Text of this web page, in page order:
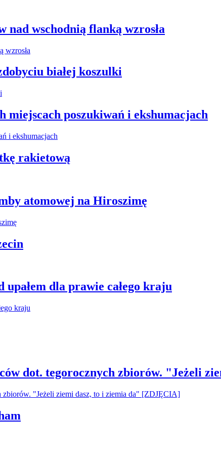
nad wschodnią flanką wzrosła
białej koszulki
poszukiwań i ekshumacjach
rakietową
atomowej na Hiroszimę
dla prawie całego kraju
dot. tegorocznych zbiorów. "Jeżeli